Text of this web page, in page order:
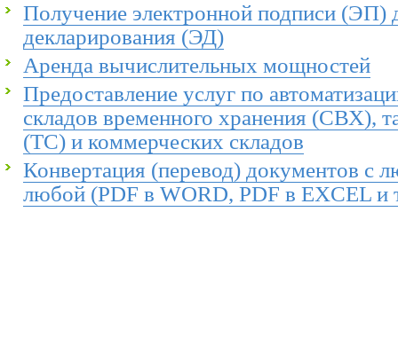
Получение электронной подписи (ЭП)
декларирования (ЭД)
Аренда вычислительных мощностей
Предоставление услуг по
складов временного хранения (СВХ),
(ТС) и коммерческих складов
Конвертация (перевод) документов с
любой (PDF в WORD, PDF в EXCEL и